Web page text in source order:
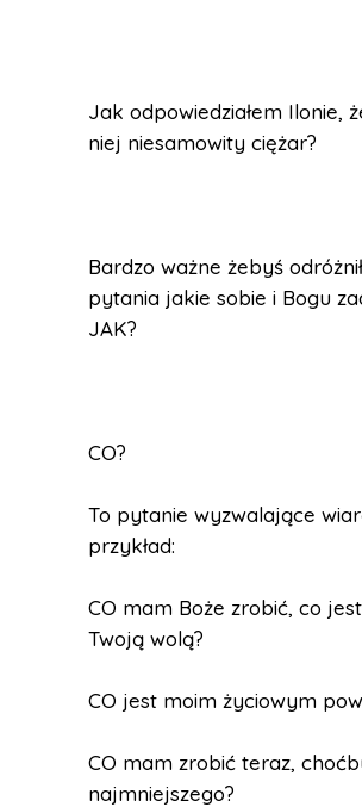
Jak odpowiedziałem Ilonie,
niej niesamowity ciężar?
Bardzo ważne żebyś
pytania jakie sobie i Bogu
JAK?
CO?
To pytanie wyzwalające
przykład:
CO mam Boże zrobić, co
Twoją wolą?
CO jest moim życiowym
CO mam zrobić teraz,
najmniejszego?